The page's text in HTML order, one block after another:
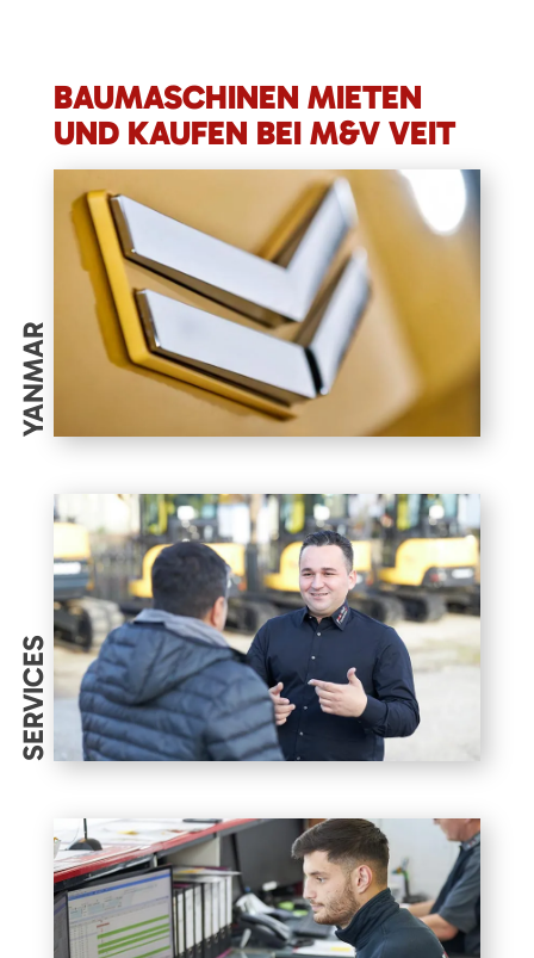
BAUMASCHINEN MIETEN
UND KAUFEN BEI M&V VEIT
YANMAR
SERVICES